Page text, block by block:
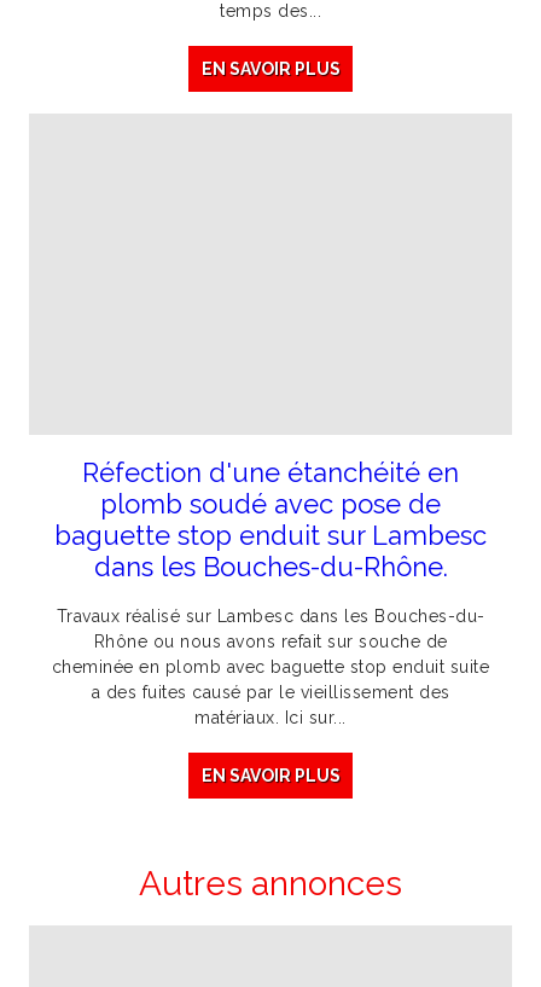
temps des...
EN SAVOIR PLUS
Réfection d'une étanchéité en
plomb soudé avec pose de
baguette stop enduit sur Lambesc
dans les Bouches-du-Rhône.
Travaux réalisé sur Lambesc dans les Bouches-du-
Rhône ou nous avons refait sur souche de
cheminée en plomb avec baguette stop enduit suite
a des fuites causé par le vieillissement des
matériaux. Ici sur...
EN SAVOIR PLUS
Autres annonces